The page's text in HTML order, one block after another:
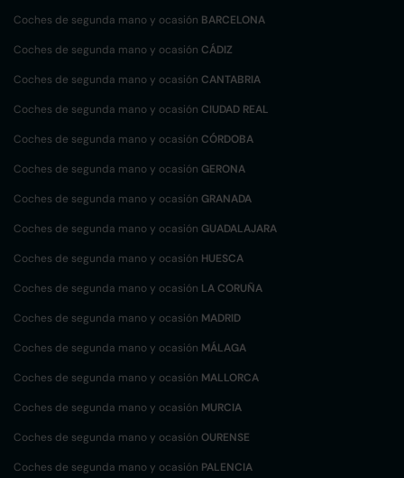
Coches de segunda mano y ocasión BARCELONA
Coches de segunda mano y ocasión CÁDIZ
Coches de segunda mano y ocasión CANTABRIA
Coches de segunda mano y ocasión CIUDAD REAL
Coches de segunda mano y ocasión CÓRDOBA
Coches de segunda mano y ocasión GERONA
Coches de segunda mano y ocasión GRANADA
Coches de segunda mano y ocasión GUADALAJARA
Coches de segunda mano y ocasión HUESCA
Coches de segunda mano y ocasión LA CORUÑA
Coches de segunda mano y ocasión MADRID
Coches de segunda mano y ocasión MÁLAGA
Coches de segunda mano y ocasión MALLORCA
Coches de segunda mano y ocasión MURCIA
Coches de segunda mano y ocasión OURENSE
Coches de segunda mano y ocasión PALENCIA